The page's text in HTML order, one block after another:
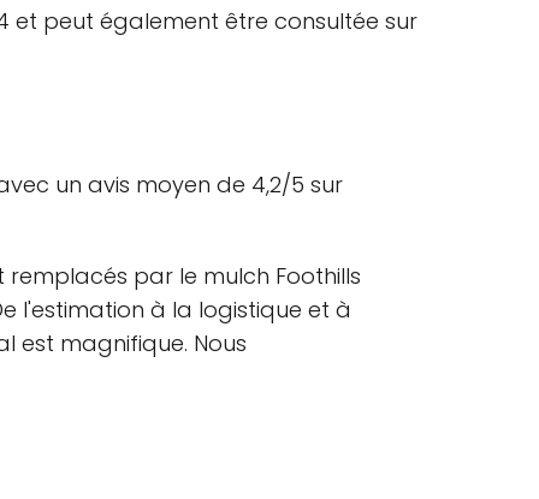
et peut également être consultée sur
un avis moyen de 4,2/5 sur
remplacés par le mulch Foothills
l'estimation à la logistique et à
est magnifique. Nous